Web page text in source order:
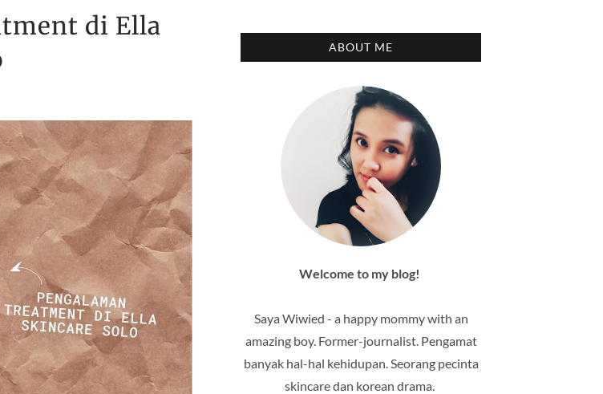
di Ella
ABOUT ME
Welcome to my blog!
Saya Wiwied - a happy mommy with an
amazing boy. Former-journalist. Pengamat
banyak hal-hal kehidupan. Seorang pecinta
skincare dan korean drama.